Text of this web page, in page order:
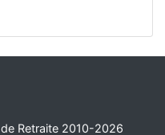
Retraite 2010-2026